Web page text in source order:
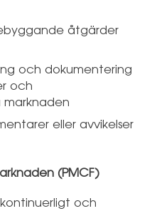
åtgärder
och dokumentering
och
marknaden
eller avvikelser
(PMCF)
och